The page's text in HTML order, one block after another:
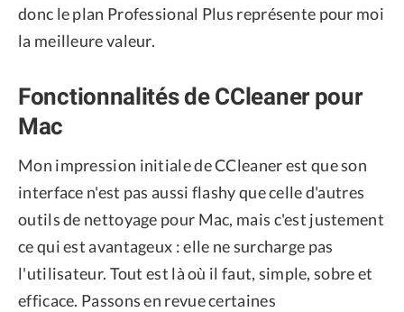
donc le plan Professional Plus représente pour moi
la meilleure valeur.
Fonctionnalités de CCleaner pour
Mac
Mon impression initiale de CCleaner est que son
interface n'est pas aussi flashy que celle d'autres
outils de nettoyage pour Mac, mais c'est justement
ce qui est avantageux : elle ne surcharge pas
l'utilisateur. Tout est là où il faut, simple, sobre et
efficace. Passons en revue certaines